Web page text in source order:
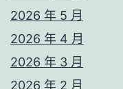
2026 年 5 月
2026 年 4 月
2026 年 3 月
2026 年 2 月